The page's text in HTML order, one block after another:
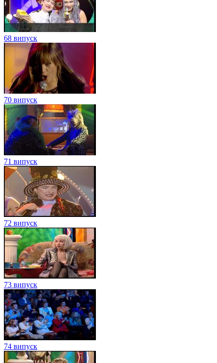
68 випуск
70 випуск
71 випуск
72 випуск
73 випуск
74 випуск